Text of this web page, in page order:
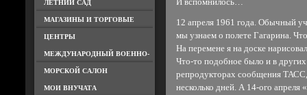
ЛЕТНИЙ САД
МАГАЗИНЫ И ТОРГОВЫЕ
ЦЕНТРЫ
МЕЖДУНАРОДНЫЙ ВОЕННО-
МОРСКОЙ САЛОН
МОИ ВНУЧАТА
И вспомнилось…
12 апреля 1961 года. Обычный
мы узнаем о полете Гагарина.
На перемене я на доске
Что-то подобное было и в
репродукторах сообщения ТАСС,
несколько дней. А 14-ого